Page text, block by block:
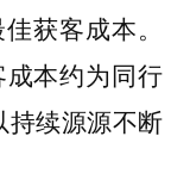
获客成本。
本约为同行
持续源源不断